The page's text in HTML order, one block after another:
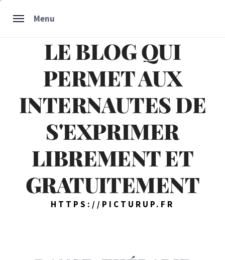
Menu
LE BLOG QUI
PERMET AUX
INTERNAUTES DE
S'EXPRIMER
LIBREMENT ET
GRATUITEMENT
HTTPS://PICTURUP.FR